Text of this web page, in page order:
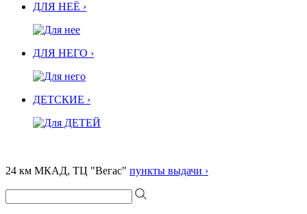
ДЛЯ НЕЁ ›
ДЛЯ НЕГО ›
ДЕТСКИЕ ›
24 км МКАД, ТЦ "Вегас" пункты выдачи ›